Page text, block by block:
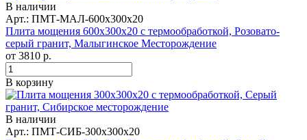
В наличии
Арт.: ПМТ-МАЛ-600x300x20
Плита мощения 600x300x20 с термообработкой, Розовато-
серый гранит, Малыгинское Месторождение
от 3810 р.
В корзину
В наличии
Арт.: ПМТ-СИБ-300х300х20